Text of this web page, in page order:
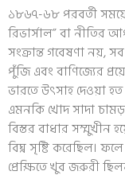
১৮৬৭-৬৮ পরবর্তী
রিভার্সাল” বা নীতির
সংক্রান্ত গবেষণা নয়,
পুঁজি এবং বাণিজ্যের
ভারতে উৎসাহ দেওয়া
এমনকি খোদ সাদা
বিস্তর বাধার সম্মুখীন
বিঘ্ন সৃষ্টি করেছিল।
প্রেক্ষিতে খুব জরুরী